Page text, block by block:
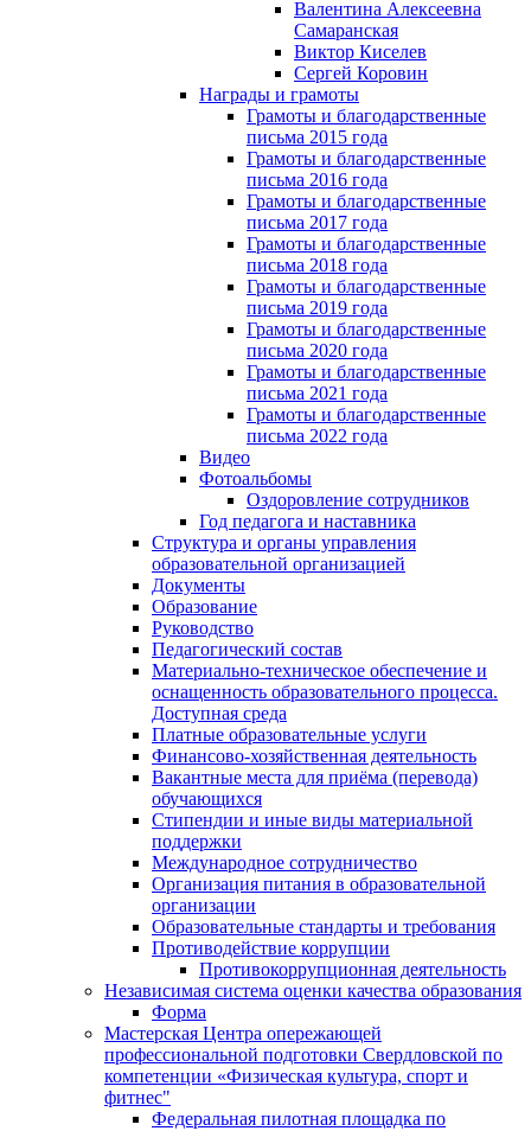
Валентина Алексеевна
Самаранская
Виктор Киселев
Сергей Коровин
Награды и грамоты
Грамоты и благодарственные
письма 2015 года
Грамоты и благодарственные
письма 2016 года
Грамоты и благодарственные
письма 2017 года
Грамоты и благодарственные
письма 2018 года
Грамоты и благодарственные
письма 2019 года
Грамоты и благодарственные
письма 2020 года
Грамоты и благодарственные
письма 2021 года
Грамоты и благодарственные
письма 2022 года
Видео
Фотоальбомы
Оздоровление сотрудников
Год педагога и наставника
Структура и органы управления
образовательной организацией
Документы
Образование
Руководство
Педагогический состав
Материально-техническое обеспечение и
оснащенность образовательного процесса.
Доступная среда
Платные образовательные услуги
Финансово-хозяйственная деятельность
Вакантные места для приёма (перевода)
обучающихся
Стипендии и иные виды материальной
поддержки
Международное сотрудничество
Организация питания в образовательной
организации
Образовательные стандарты и требования
Противодействие коррупции
Противокоррупционная деятельность
Независимая система оценки качества образования
Форма
Мастерская Центра опережающей
профессиональной подготовки Свердловской по
компетенции «Физическая культура, спорт и
фитнес"
Федеральная пилотная площадка по